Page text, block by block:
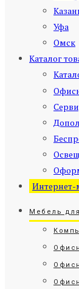
Уфа
Омск
Каталог
Интернет-
Мебель